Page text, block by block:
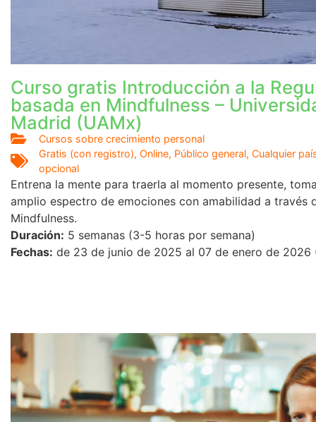
Curso gratis Introducción a la
basada en Mindfulness –
Madrid (UAMx)
Cursos sobre crecimiento personal
Gratis (con registro), Online, Público general, Cualquier
opcional
Entrena la mente para traerla al momento presente,
amplio espectro de emociones con amabilidad a través
Mindfulness.
Duración: 5 semanas (3-5 horas por semana)
Fechas: de 23 de junio de 2025 al 07 de enero de 2026